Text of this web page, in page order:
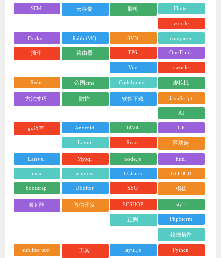
SEM 云存储 刷机 Flutter
vscode
Docker RabbitMQ SVN composer
插件 路由器 TP6 OneThink
Vue swoole
Redis 帝国cms CodeIgniter 虚拟机
方法技巧 防护 软件下载 JavaScript
AI
go语言 Android JAVA Git
Layui React 区块链
Laravel Mysql node.js html
linux window ECharts GITHUB
bootstrap UEditor SEO 模板
服务器 微信开发 ECSHOP style
正则 PhpStorm
轮播插件
sublime text 工具 layui.js Python